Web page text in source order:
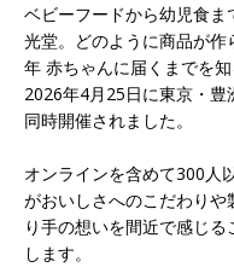
ベビーフードから幼児食
光堂。どのように商品が
年 赤ちゃんに届くまでを
2026年4月25日に東京・
同時開催されました。
オンラインを含めて300人
がおいしさへのこだわり
り手の想いを間近で感じ
します。